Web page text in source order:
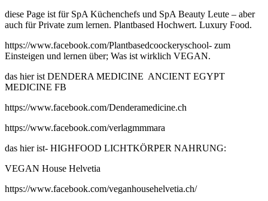
diese Page ist für SpA Küchenchefs und SpA Beauty Leute – aber
auch für Private zum lernen. Plantbased Hochwert. Luxury Food.
https://www.facebook.com/Plantbasedcoockeryschool- zum
Einsteigen und lernen über; Was ist wirklich VEGAN.
das hier ist DENDERA MEDICINE ANCIENT EGYPT
MEDICINE FB
https://www.facebook.com/Denderamedicine.ch
https://www.facebook.com/verlagmmmara
das hier ist- HIGHFOOD LICHTKÖRPER NAHRUNG:
VEGAN House Helvetia
https://www.facebook.com/veganhousehelvetia.ch/